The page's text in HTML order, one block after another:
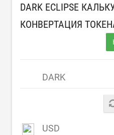
DARK ECLIPSE
КОНВЕРТАЦИЯ
DARK
USD